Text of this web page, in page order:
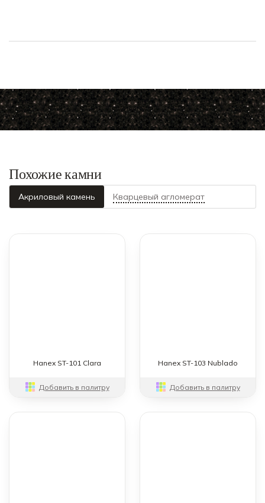
Похожие камни
Акриловый камень Кварцевый агломерат
Hanex ST-101 Clara
Добавить в палитру
Hanex ST-103 Nublado
Добавить в палитру